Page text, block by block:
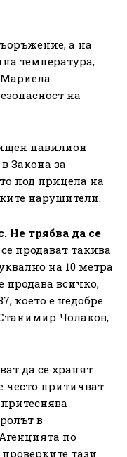
а на
температура,
Мариела
на
павилион
Закона за
под прицела на
нарушители.
Не трябва да се
продават такива
на 10 метра
продава всичко,
което е недобре
Чолаков,
да се хранят
често притичват
в
по
тази